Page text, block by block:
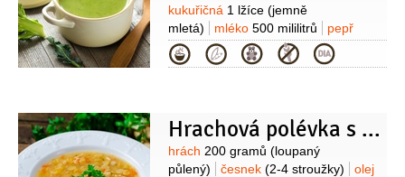
kukuřičná 1 lžíce (jemně
mletá)
mléko 500 mililitrů
pepř
1/2lžičky sůl1 lžička
(nerafinovaná)
petrželová nať1 hrst
Kategorie
Hrachová polévka s kořenovou zeleninou
Suroviny
hrách 200 gramů (loupaný
půlený)
česnek (2-4 stroužky)
olej